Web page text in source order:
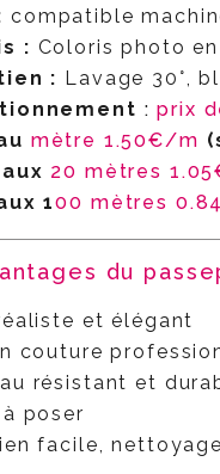
compatible
: Coloris photo
: Lavage 30°,
:prix
mètre 1.50€/m
20 mètres
100 mètres
du
et élégant
couture
résistant et
poser
facile,